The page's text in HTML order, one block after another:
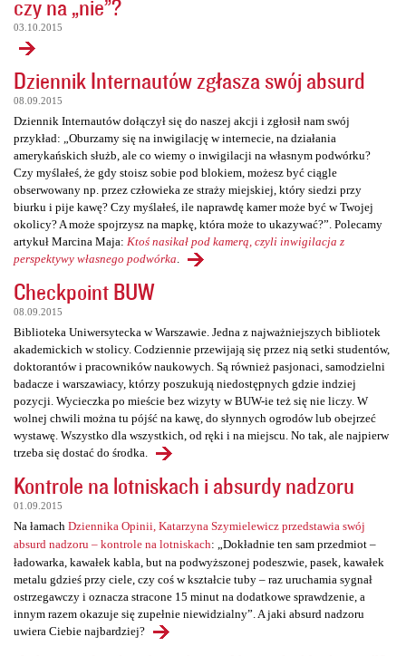
czy na „nie”?
03.10.2015
Dziennik Internautów zgłasza swój absurd
08.09.2015
Dziennik Internautów dołączył się do naszej akcji i zgłosił nam swój
przykład: „Oburzamy się na inwigilację w internecie, na działania
amerykańskich służb, ale co wiemy o inwigilacji na własnym podwórku?
Czy myślałeś, że gdy stoisz sobie pod blokiem, możesz być ciągle
obserwowany np. przez człowieka ze straży miejskiej, który siedzi przy
biurku i pije kawę? Czy myślałeś, ile naprawdę kamer może być w Twojej
okolicy? A może spojrzysz na mapkę, która może to ukazywać?”. Polecamy
artykuł Marcina Maja: Ktoś nasikał pod kamerą, czyli inwigilacja z
perspektywy własnego podwórka
Checkpoint BUW
08.09.2015
Biblioteka Uniwersytecka w Warszawie. Jedna z najważniejszych bibliotek
akademickich w stolicy. Codziennie przewijają się przez nią setki studentów,
doktorantów i pracowników naukowych. Są również pasjonaci, samodzielni
badacze i warszawiacy, którzy poszukują niedostępnych gdzie indziej
pozycji. Wycieczka po mieście bez wizyty w BUW-ie też się nie liczy. W
wolnej chwili można tu pójść na kawę, do słynnych ogrodów lub obejrzeć
wystawę. Wszystko dla wszystkich, od ręki i na miejscu. No tak, ale najpierw
trzeba się dostać do środka.
Kontrole na lotniskach i absurdy nadzoru
01.09.2015
Na łamach Dziennika Opinii, Katarzyna Szymielewicz przedstawia swój
absurd nadzoru – kontrole na lotniskach: „Dokładnie ten sam przedmiot –
ładowarka, kawałek kabla, but na podwyższonej podeszwie, pasek, kawałek
metalu gdzieś przy ciele, czy coś w kształcie tuby – raz uruchamia sygnał
ostrzegawczy i oznacza stracone 15 minut na dodatkowe sprawdzenie, a
innym razem okazuje się zupełnie niewidzialny”. A jaki absurd nadzoru
uwiera Ciebie najbardziej?